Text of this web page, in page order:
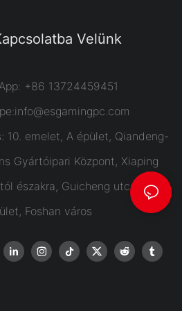
Velünk
+86 13724459451
info@esgamingpc.com
10. emelet, A épület, Qiandeng-
Gyártóipari Központ, Xiaping
északra, Guicheng utca,
Foshan város